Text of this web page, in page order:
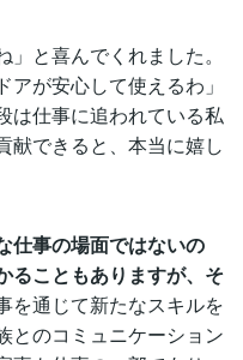
と喜んでくれました。
が安心して使えるわ」
は仕事に追われている私
献できると、本当に嬉し
仕事の場面ではないの
ることもありますが、そ
を通じて新たなスキルを
とのコミュニケーション